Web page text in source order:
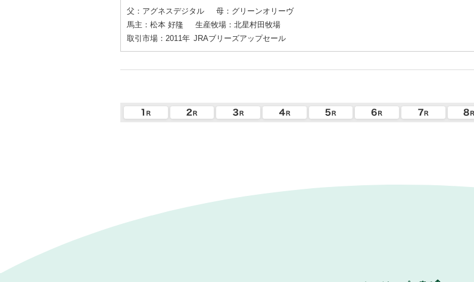
父：アグネスデジタル
母：グリーンオリーヴ
馬主：松本 好隆
生産牧場：北星村田牧場
取引市場：2011年 JRAブリーズアップセール